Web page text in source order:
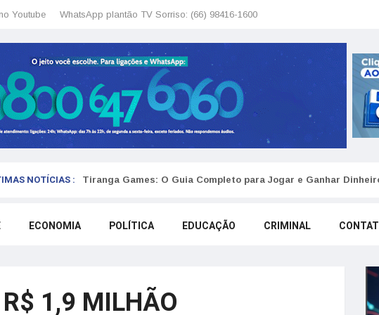
Youtube WhatsApp plantão TV Sorriso: (66) 98416-1600
NOTÍCIAS :
sufoco Tiranga Games: O Guia Completo para Jogar e Ganhar
ECONOMIA POLÍTICA EDUCAÇÃO CRIMINAL
1,9 MILHÃO